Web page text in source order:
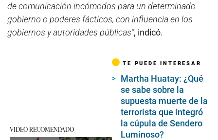
de comunicación incómodos para un determinado
gobierno o poderes fácticos, con influencia en los
gobiernos y autoridades públicas”, indicó.
VIDEO RECOMENDADO
TE PUEDE INTERESAR
Martha Huatay: ¿Qué
se sabe sobre la
supuesta muerte de la
terrorista que integró
la cúpula de Sendero
Luminoso?